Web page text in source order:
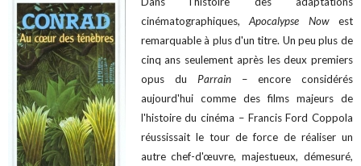
cinématographiques,Apocalypse Nowest
remarquable à plus d'un titre. Un peu plus de
cinq ans seulement après les deux premiers
opus du Parrain– encore considérés
aujourd'hui comme des films majeurs de
l'histoire du cinéma – Francis Ford Coppola
réussissait le tour de force de réaliser un
autre chef-d'œuvre, majestueux, démesuré,